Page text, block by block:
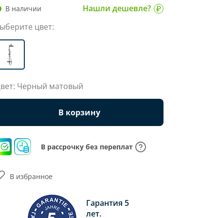
В наличии
Нашли дешевле?
цвет:
Черный матовый
В корзину
В рассрочку без переплат
Гарантия 5
лет.
В избранное